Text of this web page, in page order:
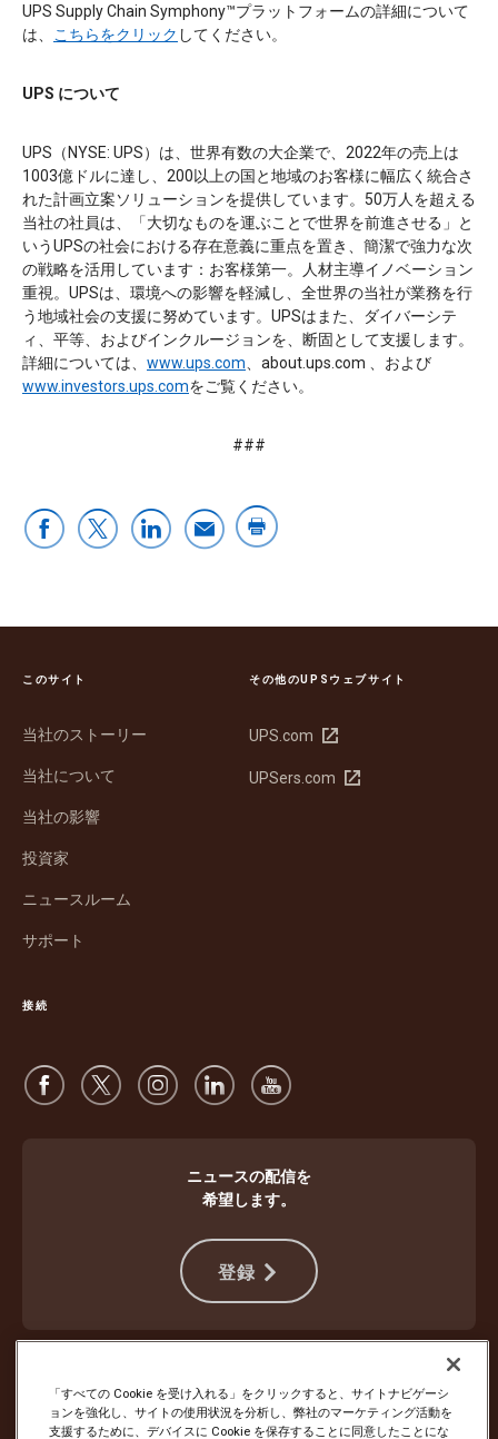
UPS Supply Chain Symphony™プラットフォームの詳細について
は、
こちらをクリック してください。
UPS について
UPS（NYSE: UPS）は、世界有数の大企業で、2022年の売上は
1003億ドルに達し、200以上の国と地域のお客様に幅広く統合さ
れた計画立案ソリューションを提供しています。50万人を超える
当社の社員は、「大切なものを運ぶことで世界を前進させる」と
いうUPSの社会における存在意義に重点を置き、簡潔で強力な次
の戦略を活用しています：お客様第一。人材主導イノベーション
重視。UPSは、環境への影響を軽減し、全世界の当社が業務を行
う地域社会の支援に努めています。UPSはまた、ダイバーシテ
ィ、平等、およびインクルージョンを、断固として支援します。
詳細については、 www.ups.com 、about.ups.com 、および
www.investors.ups.comをご覧ください。
###
このサイト
当社のストーリー
当社について
当社の影響
投資家
ニュースルーム
サポート
その他のUPSウェブサイト
UPS.com
新
い
UPSers.com
新
接続
ニュースの配信を
希望します。
登録
プライバシー通知
Cookie設定
「すべての Cookie を受け入れる」をクリックすると、サイトナビゲーシ
ョンを強化し、サイトの使用状況を分析し、弊社のマーケティング活動を
支援するために、デバイスに Cookie を保存することに同意したことにな